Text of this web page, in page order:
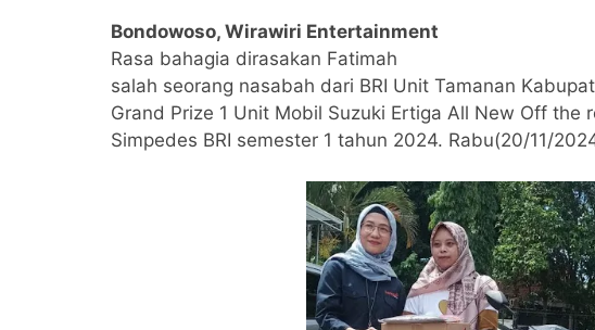
Bondowoso, Wirawiri Entertainment
Rasa bahagia dirasakan Fatimah
salah seorang nasabah dari BRI Unit Tamanan
Grand Prize 1 Unit Mobil Suzuki Ertiga All New Off the
Simpedes BRI semester 1 tahun 2024. Rabu(20/11/